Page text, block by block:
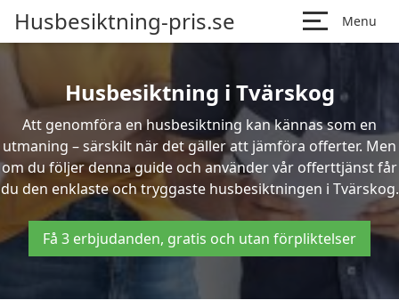
Husbesiktning-pris.se Menu
Husbesiktning i Tvärskog
Att genomföra en husbesiktning kan kännas som en
utmaning – särskilt när det gäller att jämföra offerter. Men
om du följer denna guide och använder vår offerttjänst får
du den enklaste och tryggaste husbesiktningen i Tvärskog.
Få 3 erbjudanden, gratis och utan förpliktelser